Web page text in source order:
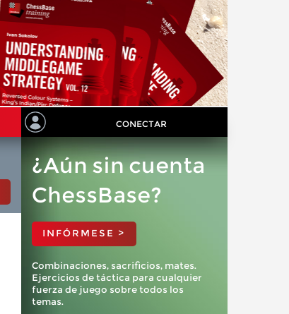
CONECTAR
¿Aún sin cuenta
ChessBase?
INFÓRMESE >
Combinaciones, sacrificios, mates.
Ejercicios de táctica para cualquier
fuerza de juego sobre todos los
temas.